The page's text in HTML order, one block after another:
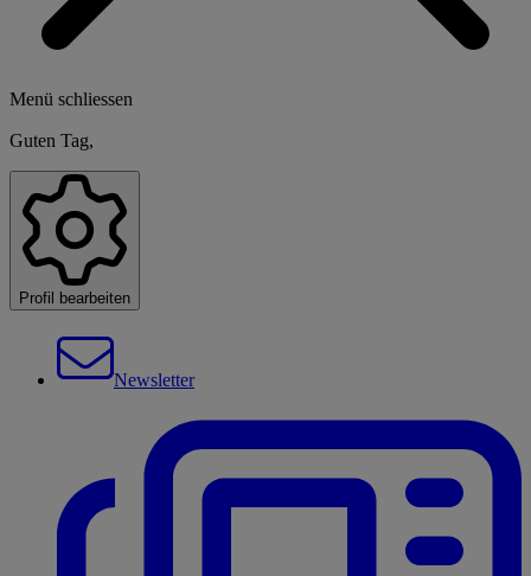
Menü schliessen
Guten Tag,
Profil bearbeiten
Newsletter